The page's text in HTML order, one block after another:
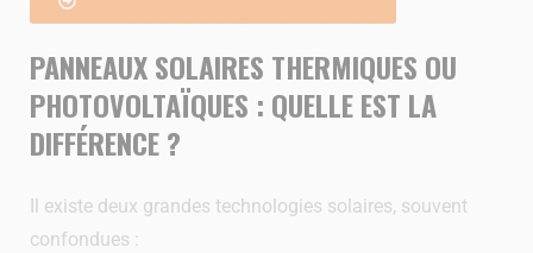
PANNEAUX SOLAIRES THERMIQUES OU
PHOTOVOLTAÏQUES : QUELLE EST LA
DIFFÉRENCE ?
Il existe deux grandes technologies solaires, souvent
confondues :